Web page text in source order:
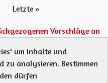
Letzte »
Vorschläge an
Charte de contribution
sind Gremien?
um Inhalte und
zu analysieren. Bestimmen
dürfen